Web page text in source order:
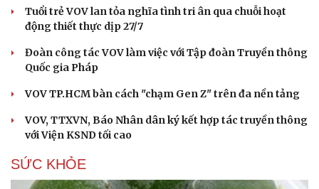
Tuổi trẻ VOV lan tỏa nghĩa tình tri ân qua chuỗi hoạt
động thiết thực dịp 27/7
Đoàn công tác VOV làm việc với Tập đoàn Truyền thông
Quốc gia Pháp
VOV TP.HCM bàn cách "chạm Gen Z" trên đa nền tảng
VOV, TTXVN, Báo Nhân dân ký kết hợp tác truyền thông
với Viện KSND tối cao
SỨC KHỎE